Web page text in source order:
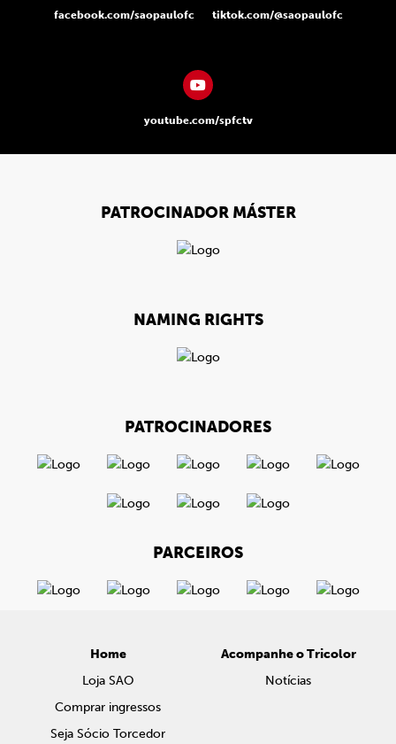
facebook.com/saopaulofc tiktok.com/@saopaulofc
youtube.com/spfctv
PATROCINADOR MÁSTER
NAMING RIGHTS
PATROCINADORES
PARCEIROS
Home
Loja SAO
Comprar ingressos
Seja Sócio Torcedor
Acompanhe o Tricolor
Notícias